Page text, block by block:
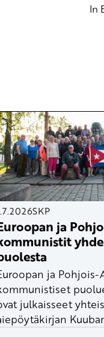
In
SKP
ja
ja Pohjois-
julkaisseet